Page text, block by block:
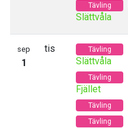
Tävling
Slättvåla
sep
1
tis Tävling
Slättvåla
Tävling
Fjället
Tävling
Tävling